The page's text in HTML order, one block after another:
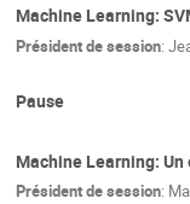
Machine Learning:
Président de session:
Pause
Machine Learning:
Président de session: